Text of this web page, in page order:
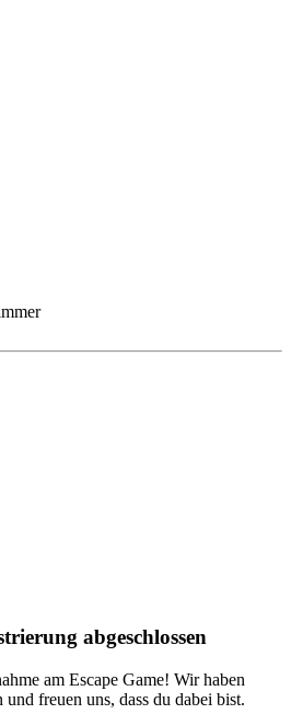
am Escape Game! Wir haben
freuen uns, dass du dabei bist.